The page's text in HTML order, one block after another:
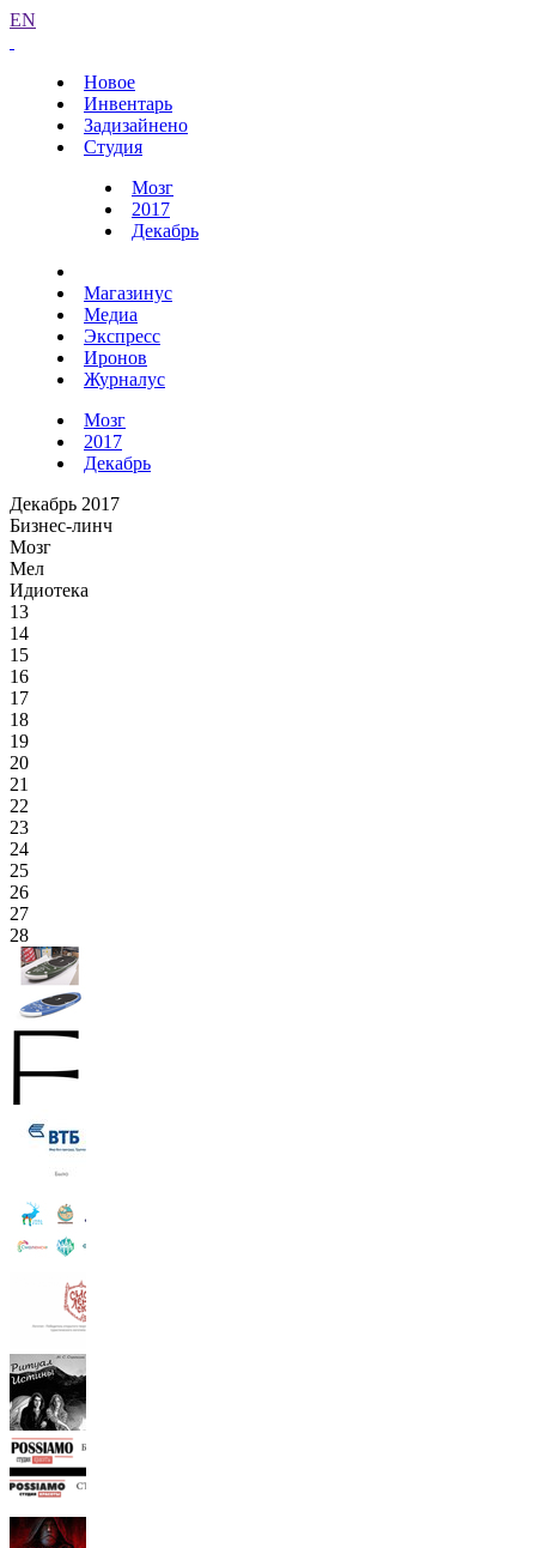
EN
Новое
Инвентарь
Задизайнено
Студия
Мозг
2017
Декабрь
Магазинус
Медиа
Экспресс
Иронов
Журналус
Мозг
2017
Декабрь
Декабрь 2017
Бизнес-линч
Мозг
Мел
Идиотека
13
14
15
16
17
18
19
20
21
22
23
24
25
26
27
28